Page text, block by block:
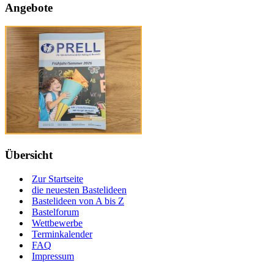
Angebote
Übersicht
Zur Startseite
die neuesten Bastelideen
Bastelideen von A bis Z
Bastelforum
Wettbewerbe
Terminkalender
FAQ
Impressum